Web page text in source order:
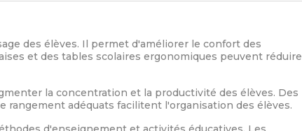
des élèves. Il permet d'améliorer le confort des
et des tables scolaires ergonomiques peuvent réduire
la concentration et la productivité des élèves. Des
rangement adéquats facilitent l'organisation des élèves.